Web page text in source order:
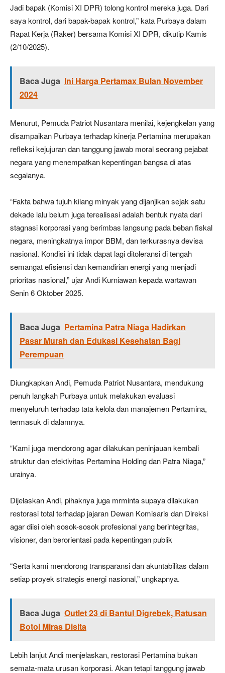
Jadi bapak (Komisi XI DPR) tolong kontrol mereka juga. Dari
saya kontrol, dari bapak-bapak kontrol,” kata Purbaya dalam
Rapat Kerja (Raker) bersama Komisi XI DPR, dikutip Kamis
(2/10/2025).
Baca Juga Ini Harga Pertamax Bulan November
2024
Menurut, Pemuda Patriot Nusantara menilai, kejengkelan yang
disampaikan Purbaya terhadap kinerja Pertamina merupakan
refleksi kejujuran dan tanggung jawab moral seorang pejabat
negara yang menempatkan kepentingan bangsa di atas
segalanya.
“Fakta bahwa tujuh kilang minyak yang dijanjikan sejak satu
dekade lalu belum juga terealisasi adalah bentuk nyata dari
stagnasi korporasi yang berimbas langsung pada beban fiskal
negara, meningkatnya impor BBM, dan terkurasnya devisa
nasional. Kondisi ini tidak dapat lagi ditoleransi di tengah
semangat efisiensi dan kemandirian energi yang menjadi
prioritas nasional,” ujar Andi Kurniawan kepada wartawan
Senin 6 Oktober 2025.
Baca Juga Pertamina Patra Niaga Hadirkan
Pasar Murah dan Edukasi Kesehatan Bagi
Perempuan
Diungkapkan Andi, Pemuda Patriot Nusantara, mendukung
penuh langkah Purbaya untuk melakukan evaluasi
menyeluruh terhadap tata kelola dan manajemen Pertamina,
termasuk di dalamnya.
“Kami juga mendorong agar dilakukan peninjauan kembali
struktur dan efektivitas Pertamina Holding dan Patra Niaga,”
urainya.
Dijelaskan Andi, pihaknya juga mrminta supaya dilakukan
restorasi total terhadap jajaran Dewan Komisaris dan Direksi
agar diisi oleh sosok-sosok profesional yang berintegritas,
visioner, dan berorientasi pada kepentingan publik
“Serta kami mendorong transparansi dan akuntabilitas dalam
setiap proyek strategis energi nasional,” ungkapnya.
Baca Juga Outlet 23 di Bantul Digrebek, Ratusan
Botol Miras Disita
Lebih lanjut Andi menjelaskan, restorasi Pertamina bukan
semata-mata urusan korporasi. Akan tetapi tanggung jawab